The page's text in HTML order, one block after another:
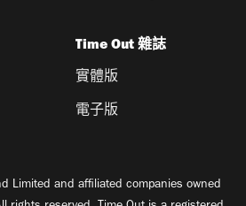
Time Out 雜誌
實體版
電子版
Limited and affiliated companies owned